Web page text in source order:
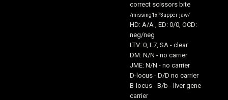
correct scissors bite
/missing1xP3upper jaw/
HD: A/A , ED: 0/0, OCD:
neg/neg
LTV: 0, L7, SA - clear
DM: N/N - no carrier
JME: N/N - no carrier
D-locus - D/D no carrier
B-locus - B/b - liver gene
carrier